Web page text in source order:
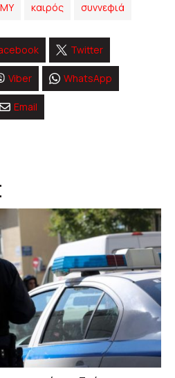
καιρός συννεφιά
Twitter
Viber WhatsApp
Email